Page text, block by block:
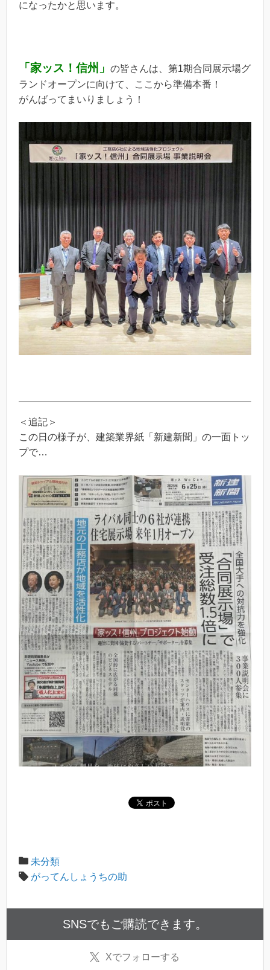
になったかと思います。
「家ッス！信州」 の皆さんは、第1期合同展示場グ
ランドオープンに向けて、ここから準備本番！
がんばってまいりましょう！
＜追記＞
この日の様子が、建築業界紙「新建新聞」の一面トッ
プで…
未分類
がってんしょうちの助
SNSでもご購読できます。
Xでフォローする